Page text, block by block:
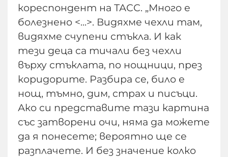
кореспондент на ТАСС. „Много е
болезнено <...>. Видяхме чехли там,
видяхме счупени стъкла. И как
тези деца са тичали без чехли
върху стъклата, по нощници, през
коридорите. Разбира се, било е
нощ, тъмно, дим, страх и писъци.
Ако си представите тази картина
със затворени очи, няма да можете
да я понесете; вероятно ще се
разплачете. И без значение колко